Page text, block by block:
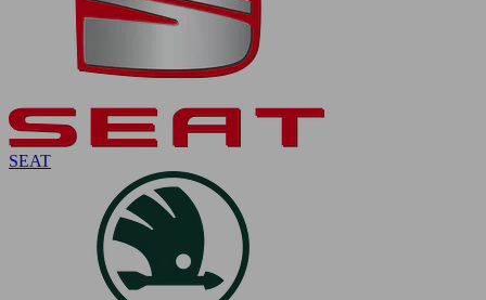
SEAT